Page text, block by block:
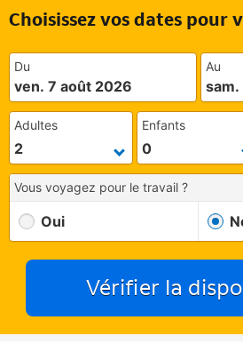
Choisissez vos dates pour
Du
ven. 7 août 2026
Au
Adultes Enfants
Vous voyagez pour le travail ?
Oui
Vérifier la